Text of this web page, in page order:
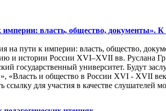
власть, общество, документы».
на пути к империи: власть, общество,
и истории России XVI–XVII вв. Руслана
государственный университет. Будут
«Власть и общество в России XVI - XVII
для участия в качестве слушателей